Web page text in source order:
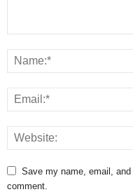
Save my name, email,
comment.